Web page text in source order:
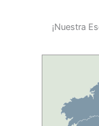
¡Nuestra